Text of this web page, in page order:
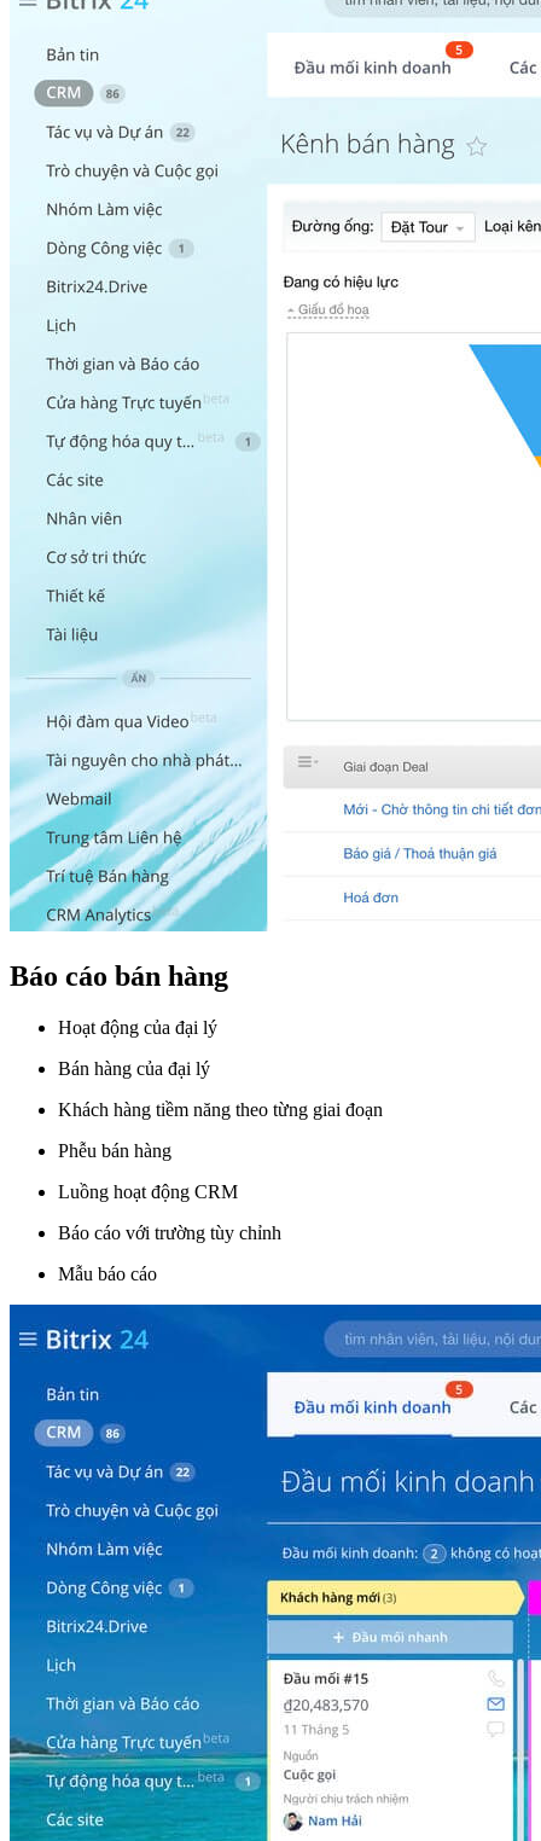
Báo cáo bán hàng
Hoạt động của đại lý
Bán hàng của đại lý
Khách hàng tiềm năng theo từng giai đoạn
Phễu bán hàng
Luồng hoạt động CRM
Báo cáo với trường tùy chỉnh
Mẫu báo cáo